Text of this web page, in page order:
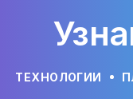
ТЕХНОЛОГИИ